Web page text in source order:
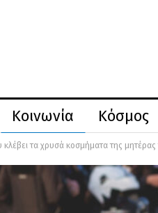
Κοινωνία Κόσμος
τα χρυσά κοσμήματα της μητέρας